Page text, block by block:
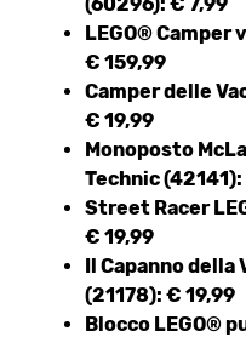
LEGO® Camper
€ 159,99
Camper delle
€ 19,99
Monoposto
Technic (42141):
Street Racer
€ 19,99
Il Capanno della
(21178): € 19,99
Blocco LEGO®